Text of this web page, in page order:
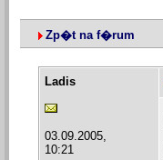
Zp�t na f�rum
Ladis
03.09.2005,
10:21